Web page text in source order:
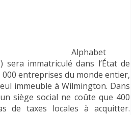
Alphabet
sera immatriculé dans l’État de
entreprises du monde entier,
immeuble à Wilmington. Dans
siège social ne coûte que 400
de taxes locales à acquitter.